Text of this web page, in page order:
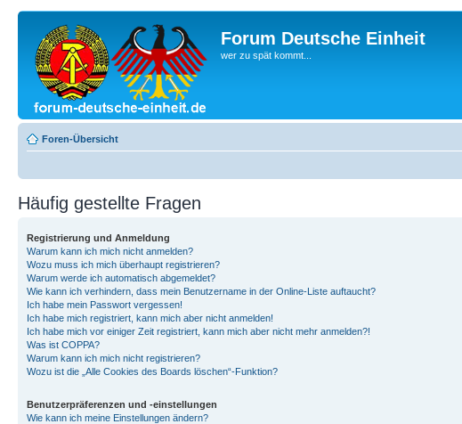
Forum Deutsche Einheit
wer zu spät kommt...
Foren-Übersicht
Häufig gestellte Fragen
Registrierung und Anmeldung
Warum kann ich mich nicht anmelden?
Wozu muss ich mich überhaupt registrieren?
Warum werde ich automatisch abgemeldet?
Wie kann ich verhindern, dass mein Benutzername in der Online-Liste auftaucht?
Ich habe mein Passwort vergessen!
Ich habe mich registriert, kann mich aber nicht anmelden!
Ich habe mich vor einiger Zeit registriert, kann mich aber nicht mehr anmelden?!
Was ist COPPA?
Warum kann ich mich nicht registrieren?
Wozu ist die „Alle Cookies des Boards löschen“-Funktion?
Benutzerpräferenzen und -einstellungen
Wie kann ich meine Einstellungen ändern?